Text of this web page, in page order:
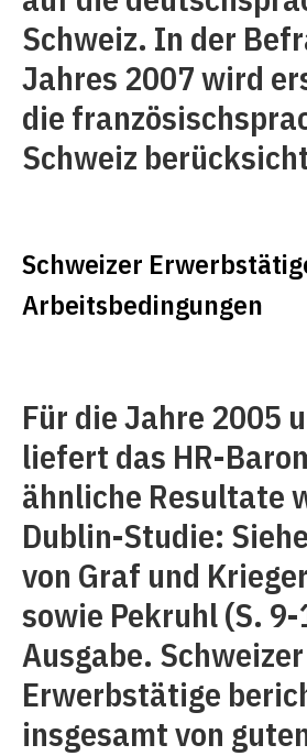
Schweiz. In der
Jahres 2007 wird
die
Schweiz
Schweizer
Arbeitsbedingungen
Für die Jahre 2005
liefert das HR-
ähnliche Resultate
Dublin-Studie:
von Graf und
sowie Pekruhl (S.
Ausgabe. Schweizer
Erwerbstätige
insgesamt von